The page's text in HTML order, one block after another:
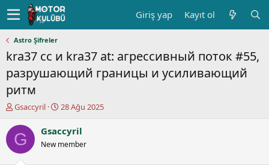
Giriş yap Kayıt ol
Astro Şifreler
kra37 cc и kra37 at: агрессивный поток #55,
разрушающий границы и усиливающий
ритм
K
n
u
y
Gsaccyril
B
ş
a
28 Ağu 2025
G Gsaccyril
New member